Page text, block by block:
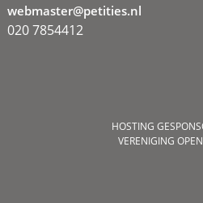
webmaster@petities.nl
020 7854412
HOSTING
VERENIGING